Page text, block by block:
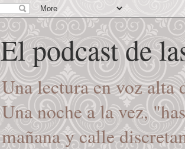
El podcast de
Una lectura en voz alta
Una noche a la vez,
mañana y calle